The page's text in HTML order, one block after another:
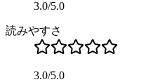
3.0/5.0
読みやすさ
3.0/5.0